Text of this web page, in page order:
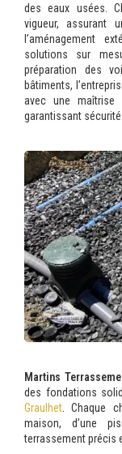
des eaux usées.
vigueur, assurant
l’aménagement
solutions sur
préparation des
bâtiments,
avec une maîtrise
garantissant sécurité
Martins
des fondations
Graulhet . Chaque
maison, d’une
terrassement précis